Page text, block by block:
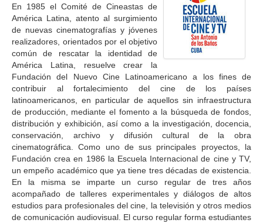
En 1985 el Comité de Cineastas de
América Latina, atento al surgimiento
de nuevas cinematografías y jóvenes
realizadores, orientados por el objetivo
común de rescatar la identidad de
América Latina, resuelve crear la
Fundación del Nuevo Cine Latinoamericano a los fines de
contribuir al fortalecimiento del cine de los países
latinoamericanos, en particular de aquellos sin infraestructura
de producción, mediante el fomento a la búsqueda de fondos,
distribución y exhibición, así como a la investigación, docencia,
conservación, archivo y difusión cultural de la obra
cinematográfica. Como uno de sus principales proyectos, la
Fundación crea en 1986 la Escuela Internacional de cine y TV,
un empeño académico que ya tiene tres décadas de existencia.
En la misma se imparte un curso regular de tres años
acompañado de talleres experimentales y diálogos de altos
estudios para profesionales del cine, la televisión y otros medios
de comunicación audiovisual. El curso regular forma estudiantes